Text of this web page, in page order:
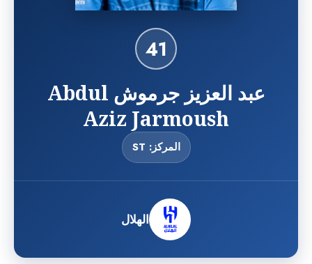
41
عبد العزيز جرموش Abdul
Aziz Jarmoush
المركز: ST
الهلال